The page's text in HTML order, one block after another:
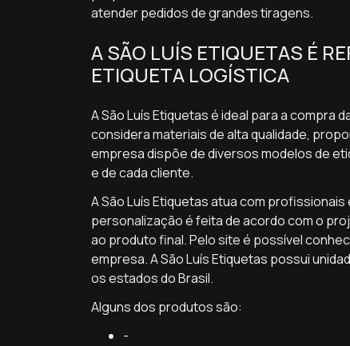
atender pedidos de grandes tiragens.
A SÃO LUÍS ETIQUETAS É
ETIQUETA LOGÍSTICA
A São Luís Etiquetas é ideal para a compra
considera materiais de alta qualidade,
empresa dispõe de diversos modelos de
e de cada cliente.
A São Luís Etiquetas atua com
personalização é feita de acordo com o
ao produto final. Pelo site é possível
empresa. A São Luís Etiquetas possui
os estados do Brasil.
Alguns dos produtos são:
-